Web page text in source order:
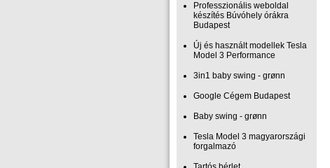
Professzionális weboldal
készítés Búvóhely órákra
Budapest
Új és használt modellek Tesla
Model 3 Performance
3in1 baby swing - grønn
Google Cégem Budapest
Baby swing - grønn
Tesla Model 3 magyarországi
forgalmazó